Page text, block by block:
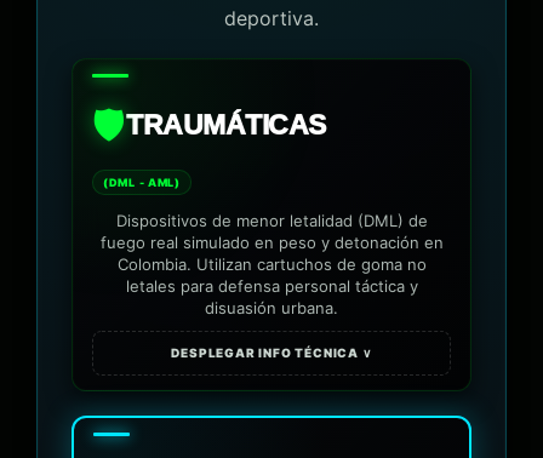
deportiva.
🛡️TRAUMÁTICAS
(DML - AML)
Dispositivos de menor letalidad (DML) de
fuego real simulado en peso y detonación en
Colombia. Utilizan cartuchos de goma no
letales para defensa personal táctica y
disuasión urbana.
DESPLEGAR INFO TÉCNICA ∨